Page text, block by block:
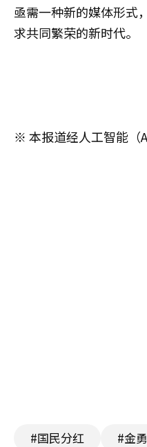
亟需一种新的媒体形式
求共同繁荣的新时代。
※ 本报道经人工智能（
#国民分红 #金